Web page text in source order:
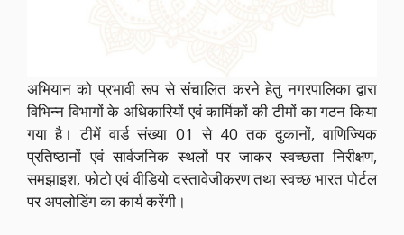
अभियान को प्रभावी रूप से संचालित करने हेतु नगरपालिका द्वारा
विभिन्न विभागों के अधिकारियों एवं कार्मिकों की टीमों का गठन किया
गया है। टीमें वार्ड संख्या 01 से 40 तक दुकानों, वाणिज्यिक
प्रतिष्ठानों एवं सार्वजनिक स्थलों पर जाकर स्वच्छता निरीक्षण,
समझाइश, फोटो एवं वीडियो दस्तावेजीकरण तथा स्वच्छ भारत पोर्टल
पर अपलोडिंग का कार्य करेंगी।